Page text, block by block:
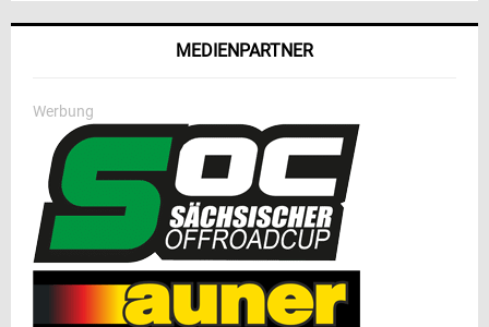
MEDIENPARTNER
Werbung